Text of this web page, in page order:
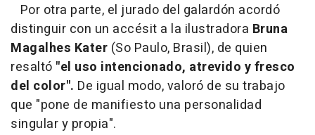
Por otra parte, el jurado del galardón acordó
distinguir con un accésit a la ilustradora Bruna
Magalhes Kater (So Paulo, Brasil), de quien
resaltó "el uso intencionado, atrevido y fresco
del color". De igual modo, valoró de su trabajo
que "pone de manifiesto una personalidad
singular y propia".